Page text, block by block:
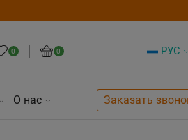
0 0 РУС
О нас Заказать